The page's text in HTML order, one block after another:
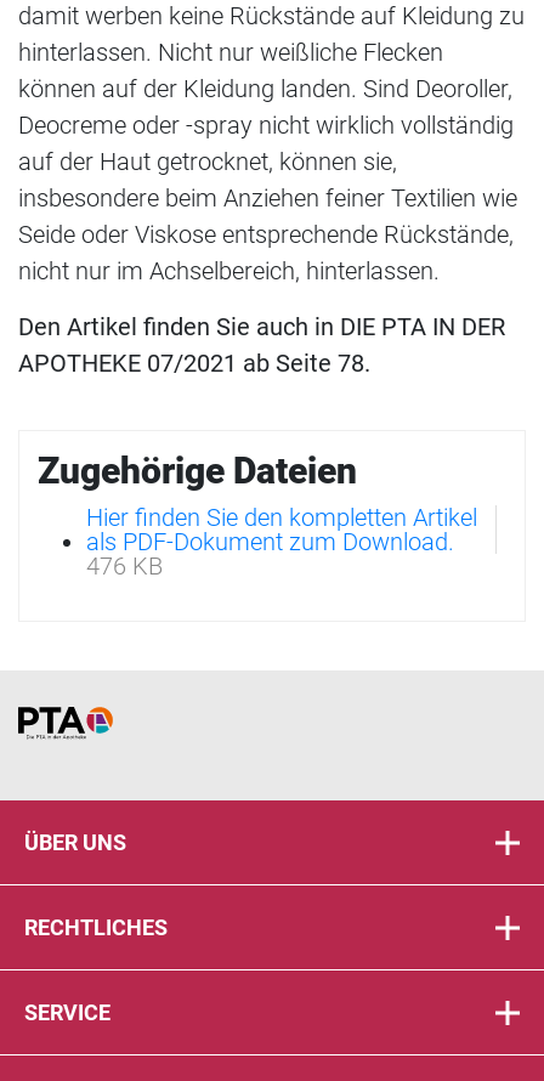
damit werben keine Rückstände auf Kleidung zu
hinterlassen. Nicht nur weißliche Flecken
können auf der Kleidung landen. Sind Deoroller,
Deocreme oder -spray nicht wirklich vollständig
auf der Haut getrocknet, können sie,
insbesondere beim Anziehen feiner Textilien wie
Seide oder Viskose entsprechende Rückstände,
nicht nur im Achselbereich, hinterlassen.
Den Artikel finden Sie auch in DIE PTA IN DER
APOTHEKE 07/2021 ab Seite 78.
Zugehörige Dateien
Hier finden Sie den kompletten Artikel
als PDF-Dokument zum Download.
476 KB
Home
ÜBER UNS
RECHTLICHES
SERVICE